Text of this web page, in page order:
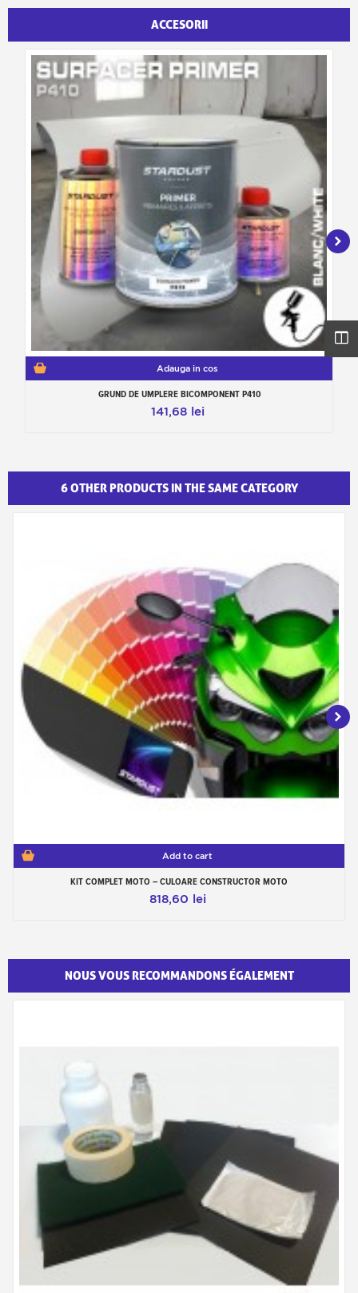
ACCESORII
Adauga in cos
GRUND DE UMPLERE BICOMPONENT P410
141,68 lei
6 OTHER PRODUCTS IN THE SAME CATEGORY
Add to cart
KIT COMPLET MOTO – CULOARE CONSTRUCTOR MOTO
818,60 lei
NOUS VOUS RECOMMANDONS ÉGALEMENT